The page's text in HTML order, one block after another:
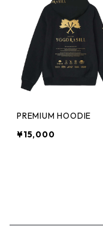
PREMIUM HOODIE
¥15,000